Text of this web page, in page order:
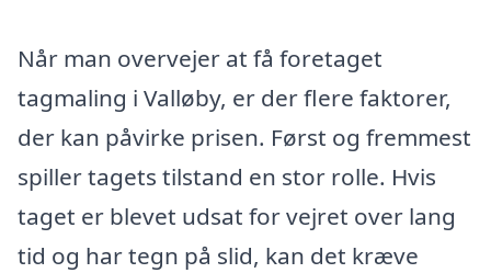
Når man overvejer at få foretaget
tagmaling i Valløby, er der flere faktorer,
der kan påvirke prisen. Først og fremmest
spiller tagets tilstand en stor rolle. Hvis
taget er blevet udsat for vejret over lang
tid og har tegn på slid, kan det kræve